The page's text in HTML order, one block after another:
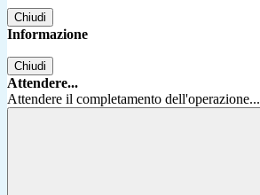
Chiudi
Informazione
Chiudi
Attendere...
Attendere il completamento dell'operazione...